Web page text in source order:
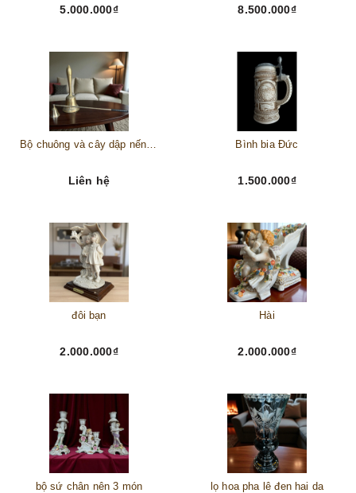
5.000.000₫ 8.500.000₫
Bộ chuông và cây dập nến đồng
Liên hệ
Bình bia Đức
1.500.000₫
đôi bạn
2.000.000₫
Hài
2.000.000₫
bộ sứ chân nên 3 món lọ hoa pha lê đen hai da